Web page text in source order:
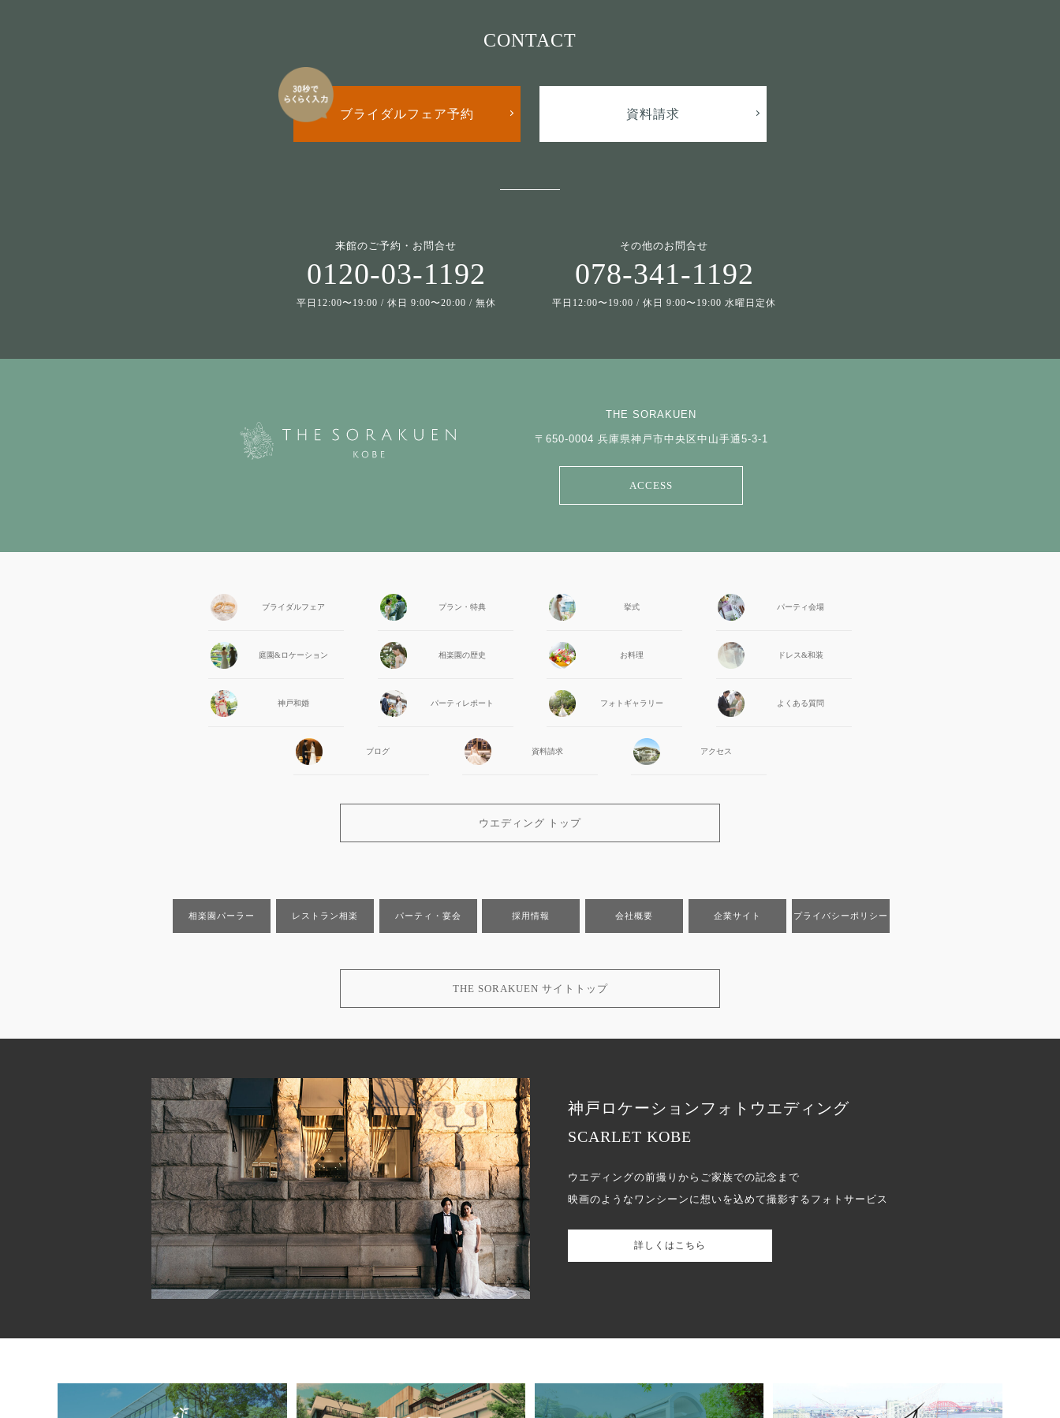
CONTACT
ブライダルフェア予約 資料請求
来館のご予約・お問合せ
0120-03-1192
平日12:00〜19:00 / 休日 9:00〜20:00 / 無休
その他のお問合せ
078-341-1192
平日12:00〜19:00 / 休日 9:00〜19:00 水曜日定休
THE SORAKUEN
〒650-0004 兵庫県神戸市中央区中山手通5-3-1
ACCESS
ブライダルフェア プラン・特典 挙式 パーティ会場
庭園&ロケーション 相楽園の歴史 お料理 ドレス&和装
神戸和婚 パーティ レポート フォト ギャラリー よくある質問
ブログ 資料請求 アクセス
ウエディング トップ
相楽園パーラー レストラン相楽 パーティ・宴会 採用情報 会社概要 企業サイト プライバシーポリシー
THE SORAKUEN サイトトップ
神戸ロケーションフォトウエディング
SCARLET KOBE
ウエディングの前撮りからご家族での記念まで
映画のようなワンシーンに想いを込めて撮影するフォトサービス
詳しくはこちら